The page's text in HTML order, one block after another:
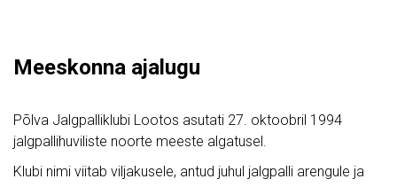
Meeskonna ajalugu
Põlva Jalgpalliklubi Lootos asutati 27. oktoobril 1994
jalgpallihuviliste noorte meeste algatusel.
Klubi nimi viitab viljakusele, antud juhul jalgpalli arengule ja